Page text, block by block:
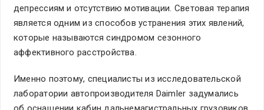
депрессиям и отсутствию мотивации. Световая терапия
является одним из способов устранения этих явлений,
которые называются синдромом сезонного
аффективного расстройства.
Именно поэтому, специалисты из исследовательской
лаборатории автопроизводителя Daimler задумались